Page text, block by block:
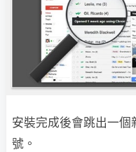
安裝完成後會跳出一
號。